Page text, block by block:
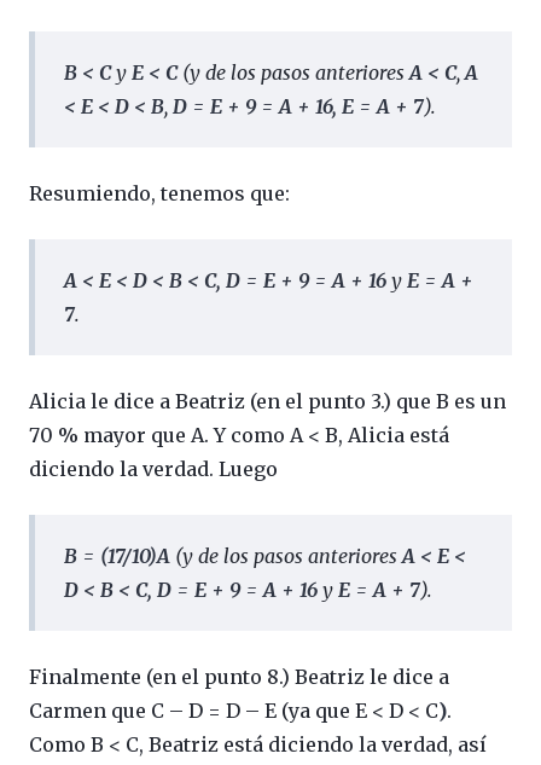
B < Cy E < C (y de los pasos anterioresA < C,A
< E < D < B, D = E + 9 = A + 16, E = A + 7).
Resumiendo, tenemos que:
A < E < D < B < C, D = E + 9 = A + 16 y E = A +
7.
Alicia le dice a Beatriz (en el punto 3.) que B es un
70 % mayor que A. Y como A < B, Alicia está
diciendo la verdad. Luego
B = (17/10)A (y de los pasos anterioresA < E <
D < B < C, D = E + 9 = A + 16 y E = A + 7).
Finalmente (en el punto 8.) Beatriz le dice a
Carmen que C – D = D – E (ya que E < D < C).
Como B < C, Beatriz está diciendo la verdad, así